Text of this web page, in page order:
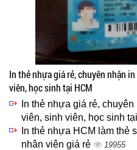
In thẻ nhựa giá rẻ, chuyên nhận
viên, học sinh tại HCM
In thẻ nhựa giá rẻ,
viên, sinh viên, học sinh
In thẻ nhựa HCM làm thẻ
nhân viên giá rẻ
19955